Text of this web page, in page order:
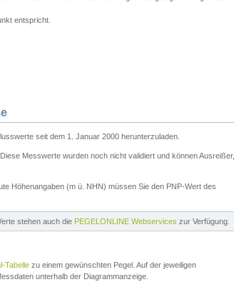
entspricht.
seit dem 1. Januar 2000 herunterzuladen.
. Diese Messwerte wurden noch nicht validiert und können Ausreißer,
Höhenangaben (m ü. NHN) müssen Sie den PNP-Wert des
stehen auch die PEGELONLINE Webservices zur Verfügung.
Tabelle zu einem gewünschten Pegel. Auf der jeweiligen
unterhalb der Diagrammanzeige.